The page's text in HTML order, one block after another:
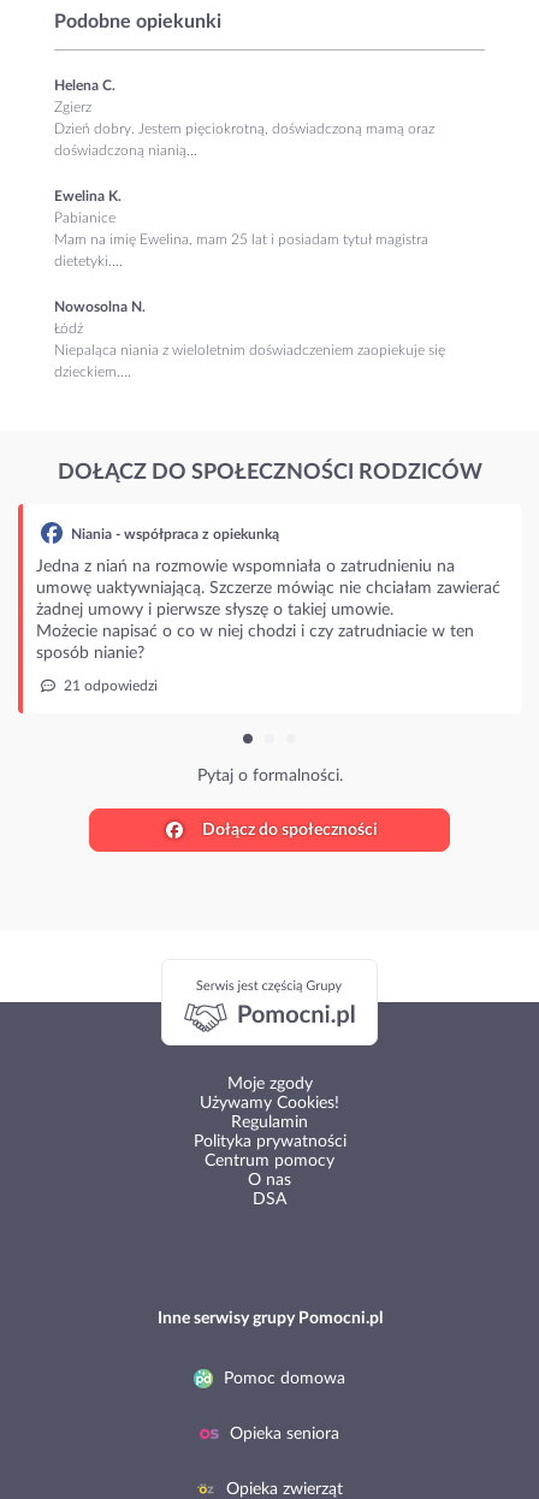
Podobne opiekunki
Helena C.
Zgierz
Dzień dobry. Jestem pięciokrotną, doświadczoną mamą oraz
doświadczoną nianią...
Ewelina K.
Pabianice
Mam na imię Ewelina, mam 25 lat i posiadam tytuł magistra
dietetyki....
Nowosolna N.
Łódź
Niepaląca niania z wieloletnim doświadczeniem zaopiekuje się
dzieckiem....
DOŁĄCZ DO SPOŁECZNOŚCI RODZICÓW
Niania - współpraca z opiekunką
Jedna z niań na rozmowie wspomniała o zatrudnieniu na
umowę uaktywniającą. Szczerze mówiąc nie chciałam zawierać
żadnej umowy i pierwsze słyszę o takiej umowie.
Możecie napisać o co w niej chodzi i czy zatrudniacie w ten
sposób nianie?
21 odpowiedzi
Pytaj o formalności.
Dołącz do społeczności
Moje zgody
Używamy Cookies!
Regulamin
Polityka prywatności
Centrum pomocy
O nas
DSA
Inne serwisy grupy Pomocni.pl
Pomoc domowa
Opieka seniora
Opieka zwierząt